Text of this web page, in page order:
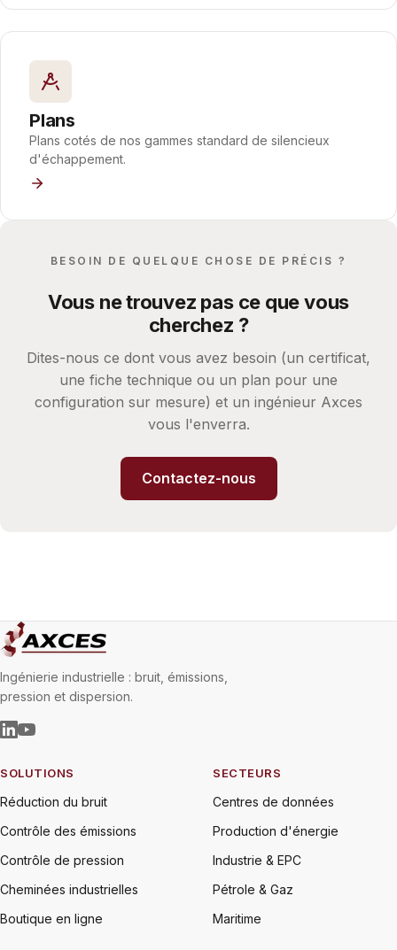
Plans
Plans cotés de nos gammes standard de silencieux
d'échappement.
BESOIN DE QUELQUE CHOSE DE PRÉCIS ?
Vous ne trouvez pas ce que vous
cherchez ?
Dites-nous ce dont vous avez besoin (un certificat,
une fiche technique ou un plan pour une
configuration sur mesure) et un ingénieur Axces
vous l'enverra.
Contactez-nous
Ingénierie industrielle : bruit, émissions,
pression et dispersion.
SOLUTIONS
Réduction du bruit
Contrôle des émissions
Contrôle de pression
Cheminées industrielles
Boutique en ligne
SECTEURS
Centres de données
Production d'énergie
Industrie & EPC
Pétrole & Gaz
Maritime